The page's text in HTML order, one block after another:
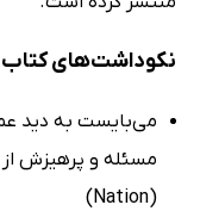
نکوداشت‌های
می‌بایست به دید
مسئله و پرهیزش از
(Nation)